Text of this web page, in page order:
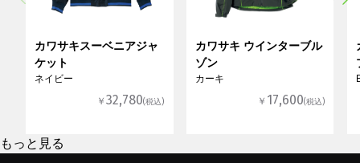
カワサキスーベニアジャ
ケット
ネイビー
￥32,780(税込)
カワサキ ウインターブル
ゾン
カーキ
￥ 17,600(税込)
もっと見る